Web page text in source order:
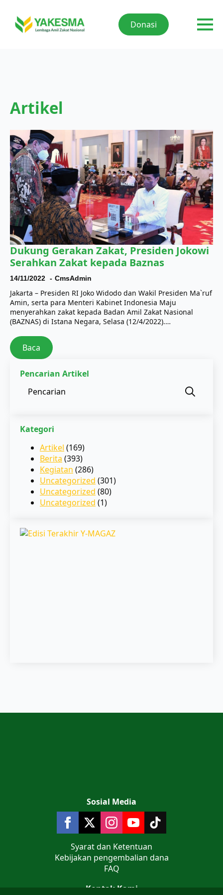
Donasi
Artikel
Dukung Gerakan Zakat, Presiden Jokowi
Serahkan Zakat kepada Baznas
14/11/2022 CmsAdmin
Jakarta – Presiden RI Joko Widodo dan Wakil Presiden Ma`ruf
Amin, serta para Menteri Kabinet Indonesia Maju
menyerahkan zakat kepada Badan Amil Zakat Nasional
(BAZNAS) di Istana Negara, Selasa (12/4/2022).…
Baca
Pencarian Artikel
Kategori
Artikel (169)
Berita (393)
Kegiatan (286)
Uncategorized (301)
Uncategorized (80)
Uncategorized (1)
Kontak Kami
Sosial Media
Syarat dan Ketentuan
Kebijakan pengembalian dana
FAQ